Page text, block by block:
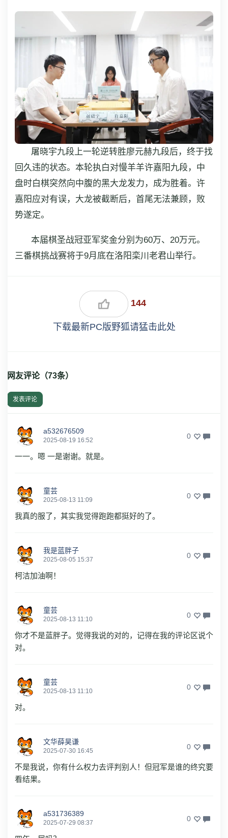
屠晓宇九段上一轮逆转胜廖元赫九段后，终于找
回久违的状态。本轮执白对慢羊羊许嘉阳九段，中
盘时白棋突然向中腹的黑大龙发力，成为胜着。许
嘉阳应对有误，大龙被截断后，首尾无法兼顾，败
势遂定。
本届棋圣战冠亚军奖金分别为60万、20万元。
三番棋挑战赛将于9月底在洛阳栾川老君山举行。
144
下载最新PC版野狐请猛击此处
网友评论（73条）
发表评论
a532676509
2025-08-19 16:52 0
一一。嗯 一是谢谢。就是。
童芸
2025-08-13 11:09 0
我真的服了，其实我觉得跑跑都挺好的了。
我是蓝胖子
2025-08-05 15:37 0
柯洁加油啊！
童芸
2025-08-13 11:10 0
你才不是蓝胖子。觉得我说的对的，记得在我的评论区说个
对。
童芸
2025-08-13 11:10 0
对。
文华薛昊谦
2025-07-30 16:45 0
不是我说，你有什么权力去评判别人！但冠军是谁的终究要
看结果。
a531736389
2025-07-29 08:37 0